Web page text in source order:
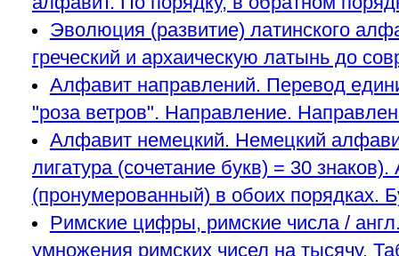
Эволюция (развитие) латинского
греческий и архаическую латынь до
Алфавит направлений. Перевод
"роза ветров". Направление.
Алфавит немецкий. Немецкий
лигатура (сочетание букв) = 30
(пронумерованный) в обоих порядках.
Римские цифры, римские числа /
умножения римских чисел на тысячу.